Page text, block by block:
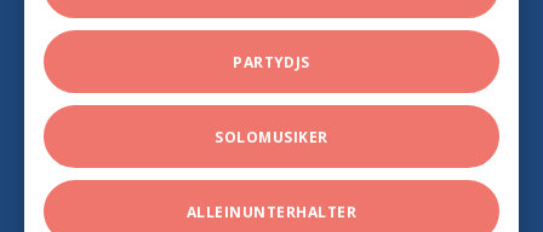
PARTYDJS
SOLOMUSIKER
ALLEINUNTERHALTER